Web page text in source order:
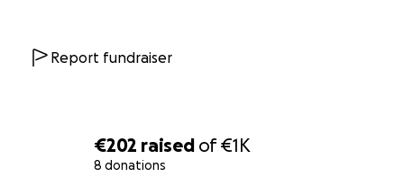
€202 raised of€1K
8 donations
Report fundraiser